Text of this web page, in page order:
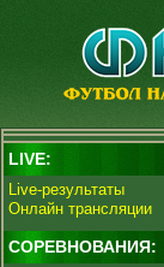
LIVE:
Live-результаты
Онлайн трансляции
СОРЕВНОВАНИЯ: